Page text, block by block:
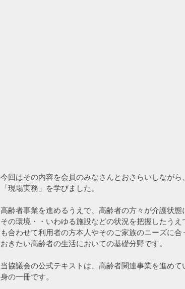
今回はその内容を会員のみなさんとおさらいしなが
「現場実務」を学びました。
高齢者事業を進めるうえで、高齢者の方々が介護状
その環境・・いわゆる施設などの状況を把握したう
も合わせて利用者の方本人やそのご家族のニーズに
おきたい高齢者の生活においての基礎分野です。
当協議会の公式テキストは、高齢者関連事業を進め
身の一冊です。